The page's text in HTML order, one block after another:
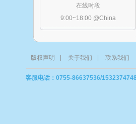
在线时段
9:00~18:00 @China
版权声明 关于我们 联系我们
客服电话：0755-86637536/